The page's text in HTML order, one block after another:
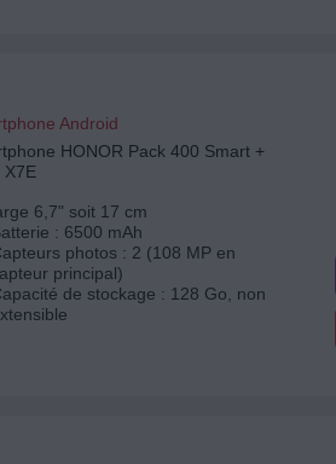
Android
HONOR Pack 400 Smart +
X7E
6,7" soit 17 cm
: 6500 mAh
photos : 2 (108 MP en
principal)
de stockage : 128 Go, non